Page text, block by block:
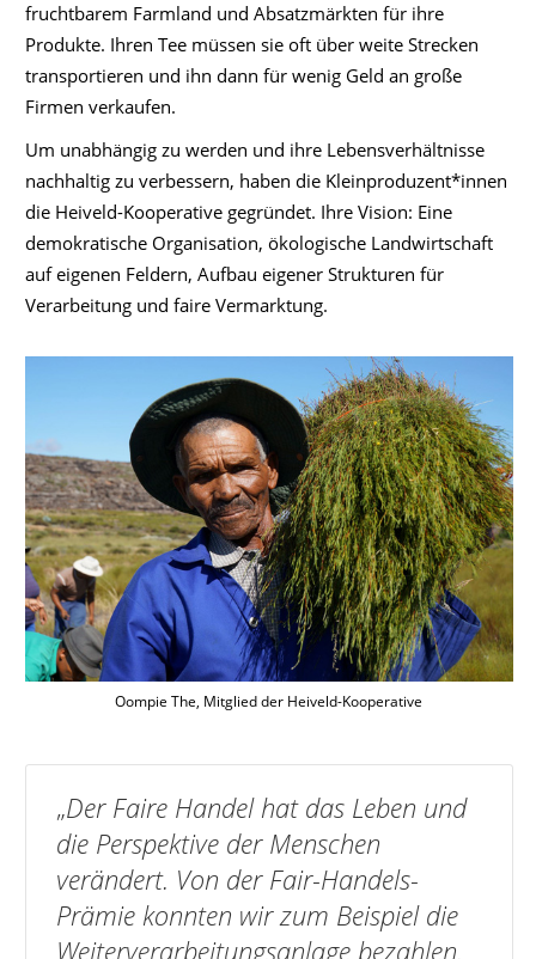
fruchtbarem Farmland und Absatzmärkten für ihre
Produkte. Ihren Tee müssen sie oft über weite Strecken
transportieren und ihn dann für wenig Geld an große
Firmen verkaufen.
Um unabhängig zu werden und ihre Lebensverhältnisse
nachhaltig zu verbessern, haben die Kleinproduzent*innen
die Heiveld-Kooperative gegründet. Ihre Vision: Eine
demokratische Organisation, ökologische Landwirtschaft
auf eigenen Feldern, Aufbau eigener Strukturen für
Verarbeitung und faire Vermarktung.
Oompie The, Mitglied der Heiveld-Kooperative
„Der Faire Handel hat das Leben und
die Perspektive der Menschen
verändert. Von der Fair-Handels-
Prämie konnten wir zum Beispiel die
Weiterverarbeitungsanlage bezahlen.